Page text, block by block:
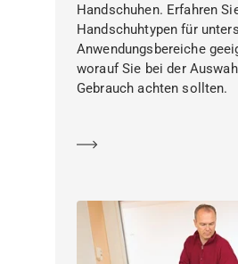
Handschuhen. Erfahren
Handschuhtypen für
Anwendungsbereiche
worauf Sie bei der
Gebrauch achten sollten.